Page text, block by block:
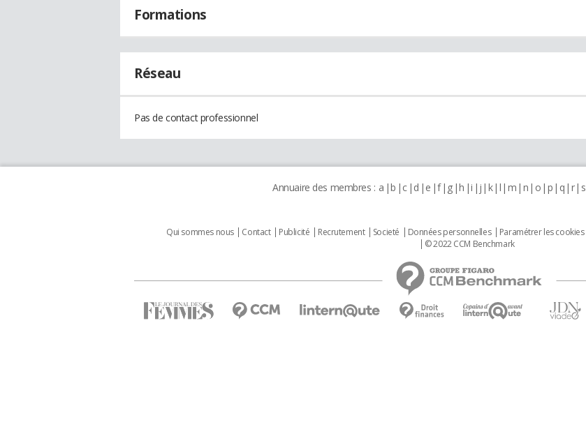
Formations
Réseau
Pas de contact professionnel
Annuaire des membres : a b c d e f g h i j k l m n o p q r s
Qui sommes nous Contact Publicité Recrutement Societé Données personnelles Paramétrer les cookies
© 2022 CCM Benchmark